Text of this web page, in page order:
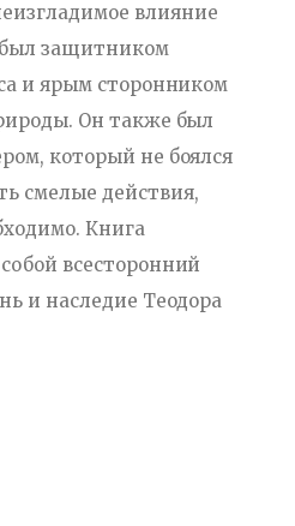
влияние
защитником
и ярым сторонником
Он также был
который не боялся
смелые действия,
Книга
всесторонний
и наследие Теодора